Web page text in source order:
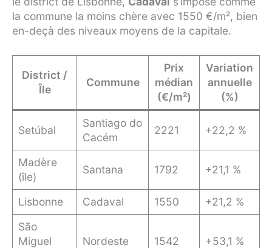
la commune la moins chère avec 1550 €/m², bien
en-deçà des niveaux moyens de la capitale.
District /
Île
Commune
Prix
médian
(€/m²)
Variation
annuelle
(%)
Setúbal
Santiago do
Cacém
2221 +22,2 %
Madère
(île)
Santana 1792 +21,1 %
Lisbonne Cadaval 1550
+21,2 %
São
Miguel
Nordeste 1542 +53,1 %